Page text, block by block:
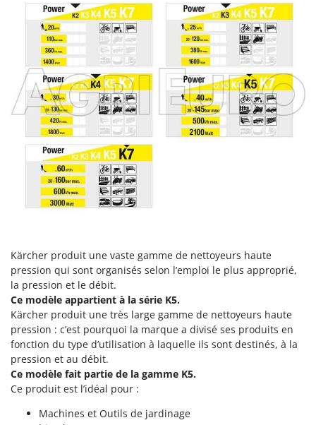
Nettoyeurs haute pression
Nettoyeurs tapis, moquettes et tapisseries
Peignes vibreurs et Secoueurs à olives
Pelles rétros pour tracteur
Perches Élagueuses
Pétrins à Spirale
Piscines
Planteuses de pommes de terre pour tracteur
Plateaux de coupe pour tracteur
Pompes de transfert
Pompes immergées électriques
Postes à souder
Poussoirs à saucisse
Presses à pellets
Pressoirs à fruits
Pressoirs à Raisin
Fiorentini
Fiskars
Flymo
Fontana Forni
Forest Master
Francini
G3 Ferrari
Gardena
Garofalo
Gierre
Ginko - MGM
Gipeco
Girmi
GRAEF
Gre
GreenBay
Greenworks
Kärcher produit une vaste gamme de nettoyeurs haute
pression qui sont organisés selon l’emploi le plus approprié,
la pression et le débit.
Ce modèle appartient à la série K5.
Kärcher produit une très large gamme de nettoyeurs haute
pression : c’est pourquoi la marque a divisé ses produits en
fonction du type d’utilisation à laquelle ils sont destinés, à la
pression et au débit.
Ce modèle fait partie de la gamme K5.
Ce produit est l’idéal pour :
Machines et Outils de jardinage